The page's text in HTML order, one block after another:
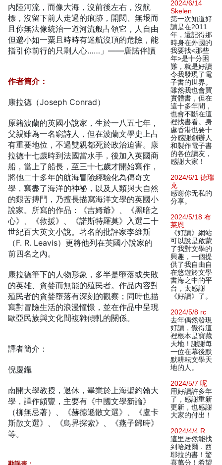
內陸河流，而像大海，沒前後左右，沒航
標，沒留下前人走過的痕跡，開闊、無垠而
且你無法像統治一道河流般占領它，人自由
但邈小如一粟且時時有迷航沒頂的危險，能
指引你前行的只剩人心……」——唐諾伴讀
作者簡介：
康拉德（Joseph Conrad）
原籍波蘭的英國小說家，生於一八五七年，
父親雖為一名窮詩人，但在波蘭文學史上占
有重要地位，不過雙親都死於政治迫害。康
拉德十七歲時到法國當水手，後加入英國商
船，當上了船長，至三十七歲才開始寫作，
將他二十多年的航海冒險經驗化為傳奇文
學，寫盡了海洋的神祕，以及人類與大自然
的艱苦搏鬥，乃擅長描寫海洋文學的英國小
說家。所寫的作品：《吉姆爺》、《黑暗之
心》、《救援》、《諾斯特羅莫》入選二十
世紀百大英文小說。著名的批評家李維斯
（F. R. Leavis）更將他列在英國小說家的
前四名之內。
康拉德筆下的人物形象，多半是墮落或失敗
的英雄、貪婪而無能的殖民者。作品內容對
殖民者的貪婪墮落有深刻的觀察；同時也描
寫對冒險生活的浪漫憧憬，並在作品中呈現
歐亞民族與文化間複雜傾軋的關係。
譯者簡介：
倪慶鎎
南開大學教授，退休，畢業於上海聖約翰大
學，譯作頗豐，主要有《中國文學新論》
（柳無忌著）、《赫德遜散文選》、《盧卡
斯散文選》、《鳥界探索》、《燕子歸時》
等。
2024/6/14
Skelen
第一次知道好
讀是在2011
年，還記得那
時身在外國的
我要找<那些
年>是十分困
難，就是好讀
令我發現了電
子書的世界。
雖然我也會買
實體書，但在
這十多年間，
也會不斷在這
裡找書看。身
處香港也要十
分感謝創辦人
和製作電子書
的各位讀友，
感謝大家！
2024/6/1 德瑞
克
感谢你无私的
分享。
2024/5/18 布
莱恩
《好讀》網站
可以說是啟蒙
了我對文學的
興趣，一個提
供了我自由自
在悠遊於文學
書海之中的平
台，太感謝
《好讀》了。
2024/5/8 rc
去年偶然發現
好讀，覺得這
裡根本是寶藏
天地！謝謝每
一位在幕後默
默耕耘文學天
地的人。
2024/5/7 呢
用好讀許多年
了，感謝重新
更新，也感謝
大家的付出！
2024/4/4 R
這里居然能找
到哈維爾．西
耶拉的書！驚
喜萬分！希望